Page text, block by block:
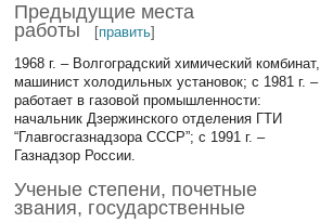
Предыдущие места
работы
[править]
1968 г. – Волгоградский химический комбинат,
машинист холодильных установок; с 1981 г. –
работает в газовой промышленности:
начальник Дзержинского отделения ГТИ
“Главгосгазнадзора СССР”; с 1991 г. –
Газнадзор России.
Ученые степени, почетные
звания, государственные